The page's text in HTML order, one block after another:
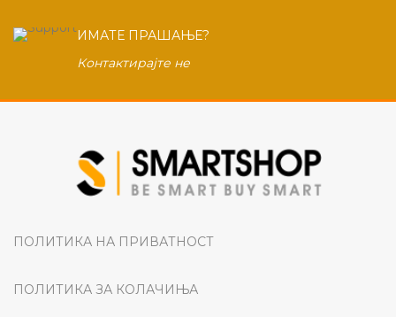
ИМАТЕ ПРАШАЊЕ?
Контактирајте не
ПОЛИТИКА НА ПРИВАТНОСТ
ПОЛИТИКА ЗА КОЛАЧИЊА